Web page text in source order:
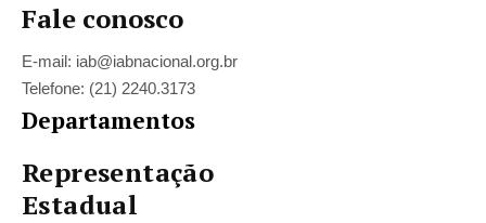
Fale conosco
E-mail: iab@iabnacional.org.br
Telefone: (21) 2240.3173
Departamentos
Representação
Estadual